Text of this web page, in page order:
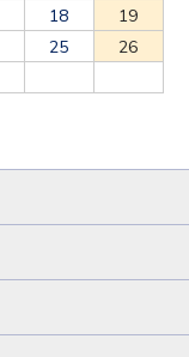
18
19
25
26